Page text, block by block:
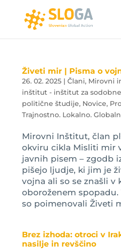
Živeti mir | Pisma o
26. 02. 2025| Člani, Mirovni
inštitut - inštitut za
politične študije, Novice,
Trajnostno. Lokalno.
Mirovni Inštitut, član
okviru cikla Misliti mir
javnih pisem – zgodb
pišejo ljudje, ki jim je
vojna ali so se znašli v
oboroženem spopadu.
so poimenovali Živeti
Brez izhoda: otroci v
nasilje in revščino